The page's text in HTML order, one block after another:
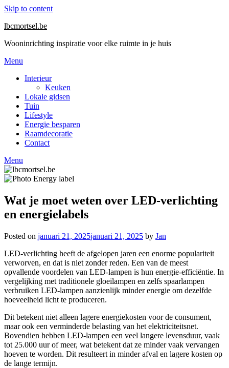
Skip to content
lbcmortsel.be
Wooninrichting inspiratie voor elke ruimte in je huis
Menu
Interieur
Keuken
Lokale gidsen
Tuin
Lifestyle
Energie besparen
Raamdecoratie
Contact
Menu
Wat je moet weten over LED-verlichting
en energielabels
Posted on januari 21, 2025januari 21, 2025 by Jan
LED-verlichting heeft de afgelopen jaren een enorme populariteit
verworven, en dat is niet zonder reden. Een van de meest
opvallende voordelen van LED-lampen is hun energie-efficiëntie. In
vergelijking met traditionele gloeilampen en zelfs spaarlampen
verbruiken LED-lampen aanzienlijk minder energie om dezelfde
hoeveelheid licht te produceren.
Dit betekent niet alleen lagere energiekosten voor de consument,
maar ook een verminderde belasting van het elektriciteitsnet.
Bovendien hebben LED-lampen een veel langere levensduur, vaak
tot 25.000 uur of meer, wat betekent dat ze minder vaak vervangen
hoeven te worden. Dit resulteert in minder afval en lagere kosten op
de lange termijn.